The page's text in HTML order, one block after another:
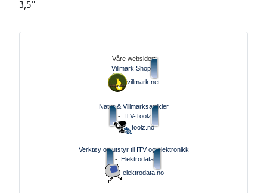
3,5"
Våre websider:
Villmark Shop
villmark.net
Natur & Villmarksartikler
- ITV-Toolz
toolz.no
Verktøy og utstyr til ITV og elektronikk
- Elektrodata
elektrodata.no